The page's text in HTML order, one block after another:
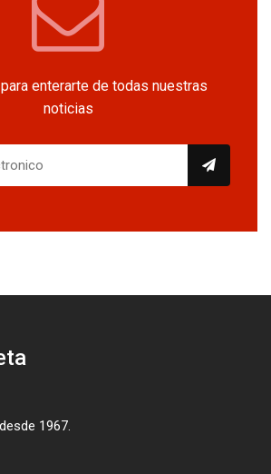
enterarte de todas nuestras
noticias
1967.